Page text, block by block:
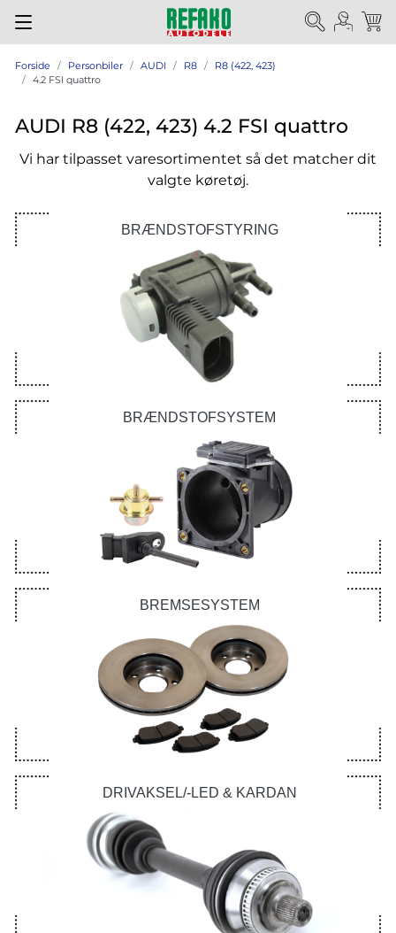
Forside Personbiler AUDI R8
R8 (422, 423)
4.2 FSI quattro
AUDI R8 (422, 423) 4.2 FSI quattro
Vi har tilpasset varesortimentet så det matcher dit
valgte køretøj.
BRÆNDSTOFSTYRING
BRÆNDSTOFSYSTEM
BREMSESYSTEM
DRIVAKSEL/-LED & KARDAN